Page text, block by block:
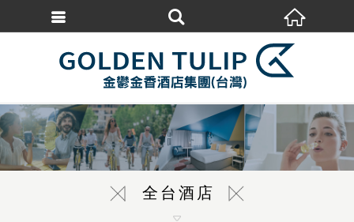
全台酒店